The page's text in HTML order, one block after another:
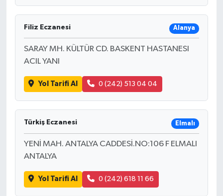
Filiz Eczanesi Alanya
SARAY MH. KÜLTÜR CD. BASKENT HASTANESI
ACIL YANI
Yol Tarifi Al 0 (242) 513 04 04
Türkiş Eczanesi Elmalı
YENİ MAH. ANTALYA CADDESİ.NO:106 F ELMALI
ANTALYA
Yol Tarifi Al 0 (242) 618 11 66